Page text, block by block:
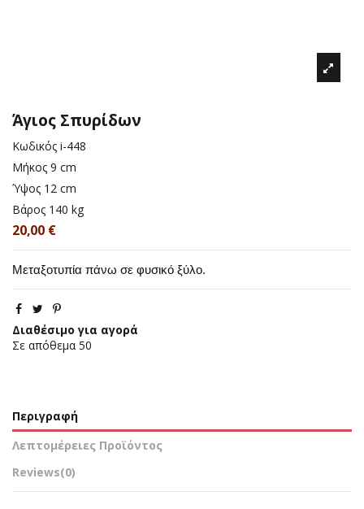
Άγιος Σπυρίδων
Κωδικός i-448
Μήκος 9 cm
Ύψος 12 cm
Βάρος 140 kg
20,00 €
Μεταξοτυπία πάνω σε φυσικό ξύλο.
Διαθέσιμο για αγορά
Σε απόθεμα 50
Περιγραφή
Λεπτομέρειες Προϊόντος
Reviews(0)